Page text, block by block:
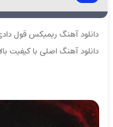
دانلود آهنگ ریمیکس قول
دانلود آهنگ اصلی با کیفیت